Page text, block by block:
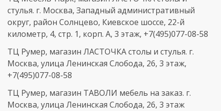
стулья. г. Москва, Западный административный
округ, район Солнцево, Киевское шоссе, 22-й
километр, 4, стр. 1, корп. А, 3 этаж, +7(495)077-08-58
ТЦ Румер, магазин ЛАСТОЧКА столы и стулья. г.
Москва, улица Ленинская Слобода, 26, 3 этаж,
+7(495)077-08-58
ТЦ Румер, магазин ТАВОЛИ мебель на заказ. г.
Москва, улица Ленинская Слобода, 26, 3 этаж